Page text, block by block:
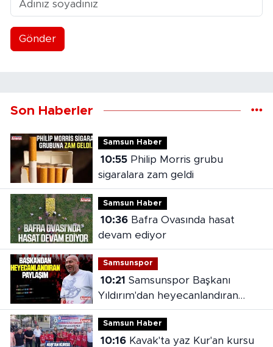
Gönder
Son Haberler
Samsun Haber
10:55Philip Morris grubu
sigaralara zam geldi
Samsun Haber
10:36Bafra Ovasında hasat
devam ediyor
Samsunspor
10:21
Yıldırım'dan heyecanlandıran
paylaşım
Samsun Haber
10:16Kavak'ta yaz Kur'an kursu